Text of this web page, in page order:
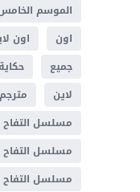
الموسم
اون
اون
جميع
لاين
مترجم
مسلسل التفاح
مسلسل التفاح
مسلسل التفاح